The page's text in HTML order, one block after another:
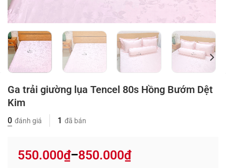
Ga trải giường lụa Tencel 80s Hồng Bướm Dệt
Kim
0 đánh giá 1 đã bán
550.000₫–850.000₫
Price